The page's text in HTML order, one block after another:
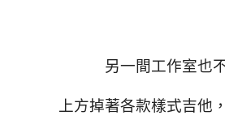
另一間工作室也
上方掉著各款樣式吉他